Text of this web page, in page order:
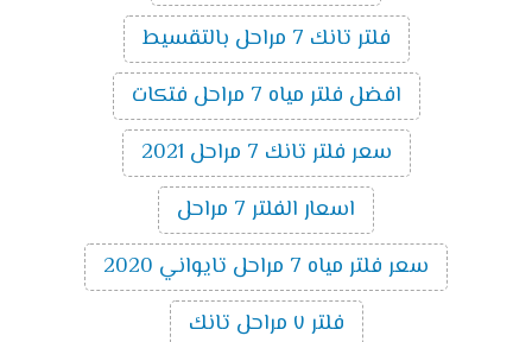
فلتر تانك 7 مراحل بالتقسيط
افضل فلتر مياه 7 مراحل فتكات
سعر فلتر تانك 7 مراحل 2021
اسعار الفلتر 7 مراحل
سعر فلتر مياه 7 مراحل تايواني 2020
فلتر ٧ مراحل تانك